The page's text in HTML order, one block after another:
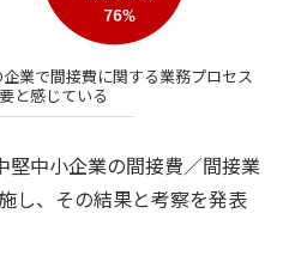
業で間接費に関する業務プロセス
と感じている
中小企業の間接費／間接業
し、その結果と考察を発表